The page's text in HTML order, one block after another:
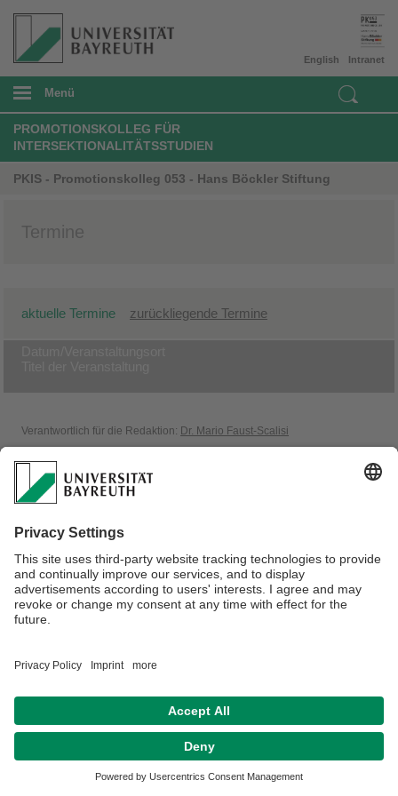
Intranet
English
Menü
PROMOTIONSKOLLEG FÜR
INTERSEKTIONALITÄTSSTUDIEN
PKIS - Promotionskolleg 053 - Hans Böckler Stiftung
Termine
aktuelle Termine zurückliegende Termine
Verantwortlich für die Redaktion: Dr. Mario Faust-Scalisi
Datenschutz / Disclaimer
Kontakt
Barrierefreiheitserklärung